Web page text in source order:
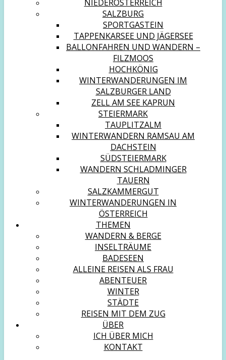
NIEDERÖSTERREICH
SALZBURG
SPORTGASTEIN
TAPPENKARSEE UND JÄGERSEE
BALLONFAHREN UND WANDERN –
FILZMOOS
HOCHKÖNIG
WINTERWANDERUNGEN IM
SALZBURGER LAND
ZELL AM SEE KAPRUN
STEIERMARK
TAUPLITZALM
WINTERWANDERN RAMSAU AM
DACHSTEIN
SÜDSTEIERMARK
WANDERN SCHLADMINGER
TAUERN
SALZKAMMERGUT
WINTERWANDERUNGEN IN
ÖSTERREICH
THEMEN
WANDERN & BERGE
INSELTRÄUME
BADESEEN
ALLEINE REISEN ALS FRAU
ABENTEUER
WINTER
STÄDTE
REISEN MIT DEM ZUG
ÜBER
ICH ÜBER MICH
KONTAKT